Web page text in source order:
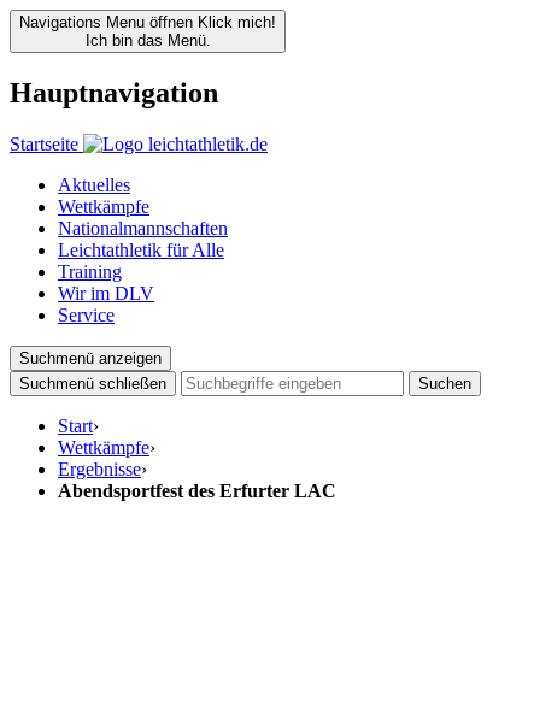
Navigations Menu öffnen Klick mich!
Ich bin das Menü.
Hauptnavigation
Startseite
Aktuelles
Wettkämpfe
Nationalmannschaften
Leichtathletik für Alle
Training
Wir im DLV
Service
Suchmenü anzeigen
Suchmenü schließen
Suchen
Start›
Wettkämpfe›
Ergebnisse›
Abendsportfest des Erfurter LAC